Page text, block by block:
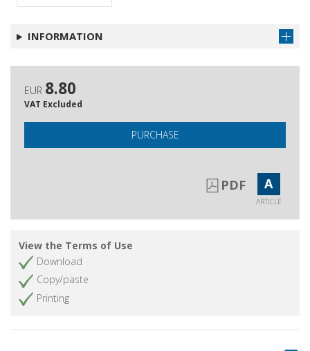
INFORMATION
EUR 8.80
VAT Excluded
PURCHASE
PDF A
ARTICLE
View the Terms of Use
Download
Copy/paste
Printing